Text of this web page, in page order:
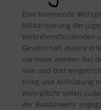
Eine kommende
Militarisierung der
Wehrdienstleistenden
Gesellschaft massiv
normaler werden, bei
sein und dort
Krieg und Aufrüstung
Wehrpflicht sollen
der Bundeswehr